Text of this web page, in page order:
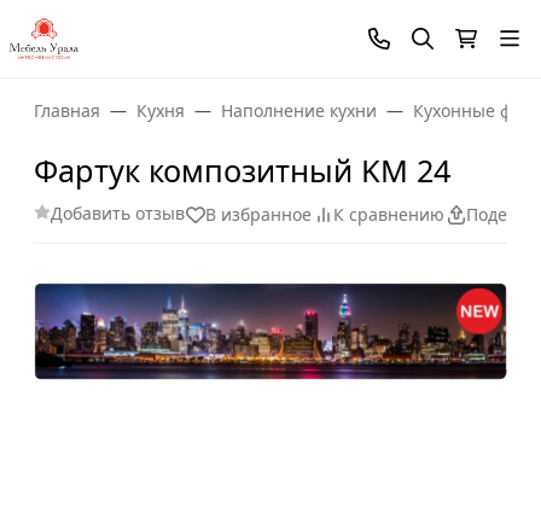
Главная Кухня Наполнение кухни Кухонные
Фартук композитный KM 24
Добавить отзыв В избранное К сравнению